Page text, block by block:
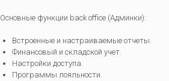
Основные функции back office (Админки):
Встроенные и настраиваемые отчеты.
Финансовый и складской учет.
Настройки доступа.
Программы лояльности.